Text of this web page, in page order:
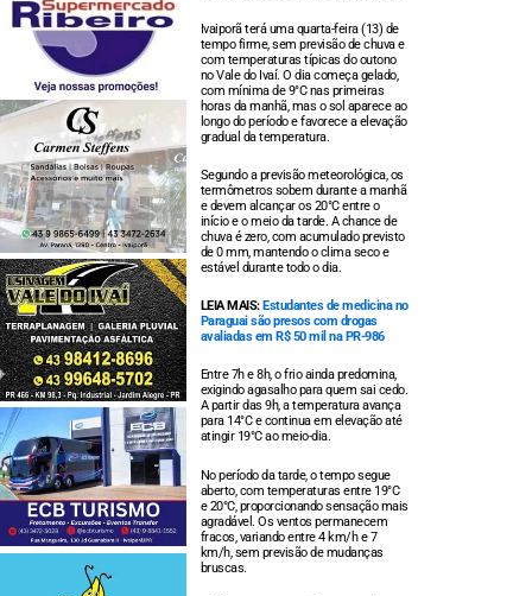
Ivaiporã terá uma quarta-feira (13) de
tempo firme, sem previsão de chuva e
com temperaturas típicas do outono
no Vale do Ivaí. O dia começa gelado,
com mínima de 9°C nas primeiras
horas da manhã, mas o sol aparece ao
longo do período e favorece a elevação
gradual da temperatura.
Segundo a previsão meteorológica, os
termômetros sobem durante a manhã
e devem alcançar os 20°C entre o
início e o meio da tarde. A chance de
chuva é zero, com acumulado previsto
de 0 mm, mantendo o clima seco e
estável durante todo o dia.
LEIA MAIS: Estudantes de medicina no
Paraguai são presos com drogas
avaliadas em R$ 50 mil na PR-986
Entre 7h e 8h, o frio ainda predomina,
exigindo agasalho para quem sai cedo.
A partir das 9h, a temperatura avança
para 14°C e continua em elevação até
atingir 19°C ao meio-dia.
No período da tarde, o tempo segue
aberto, com temperaturas entre 19°C
e 20°C, proporcionando sensação mais
agradável. Os ventos permanecem
fracos, variando entre 4 km/h e 7
km/h, sem previsão de mudanças
bruscas.